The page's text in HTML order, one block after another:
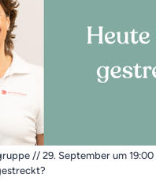
// 29. September um